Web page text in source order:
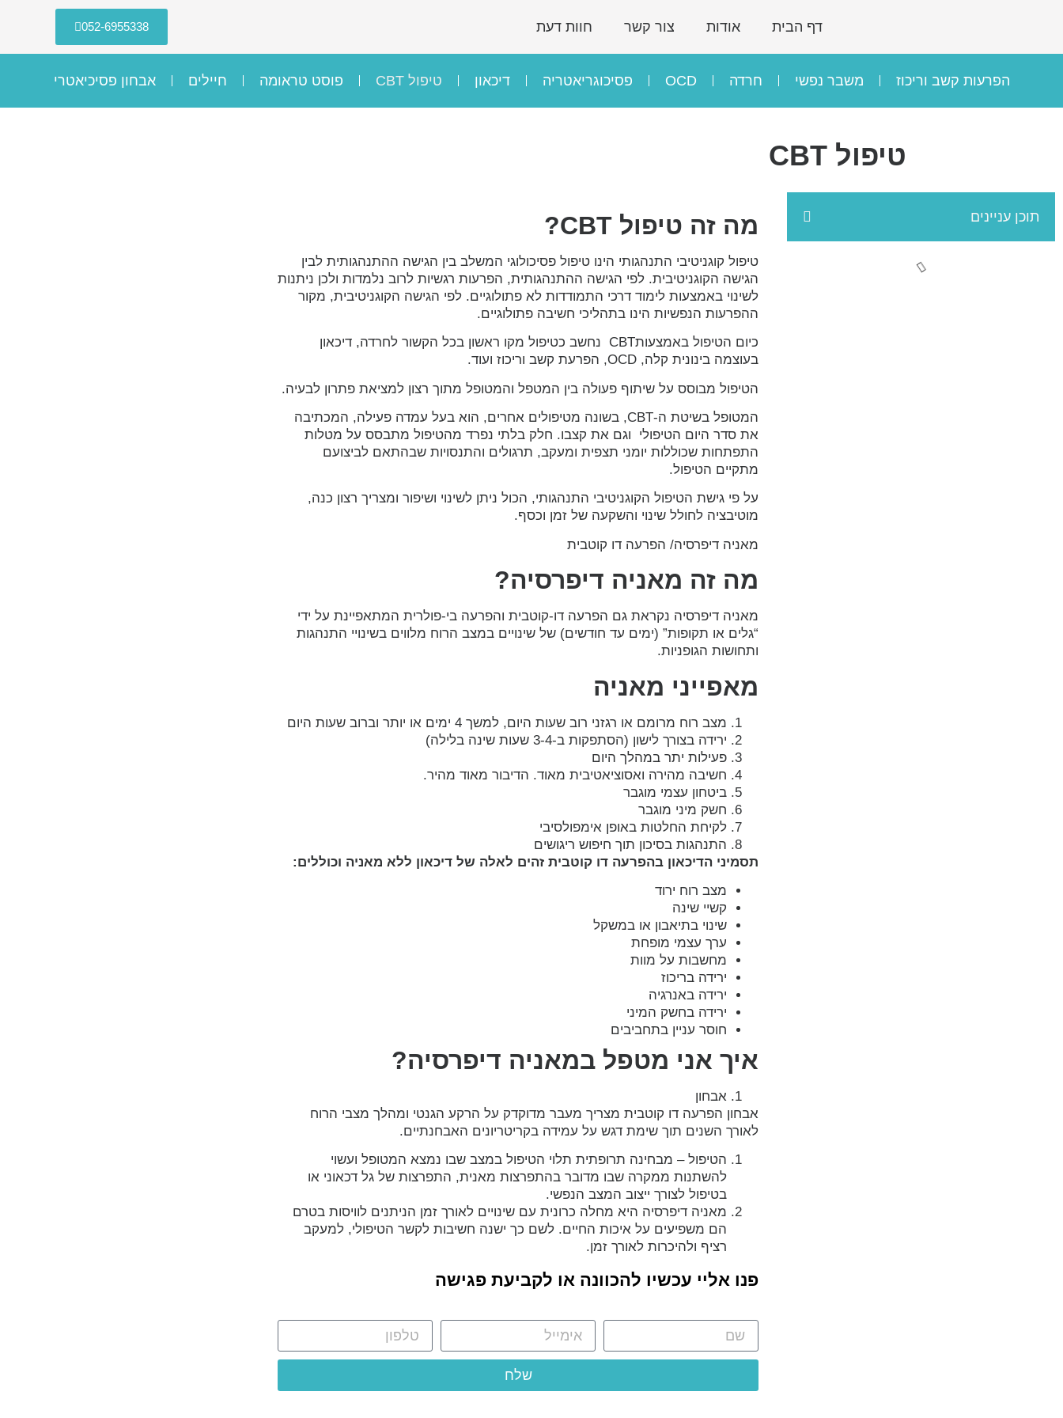
דף הבית אודות צור קשר חוות דעת 052-6955338
הפרעות קשב וריכוז משבר נפשי חרדה OCD פסיכוגריאטריה דיכאון טיפול CBT פוסט טראומה חיילים אבחון פסיכיאטרי
טיפול CBT
תוכן עניינים מה זה טיפול CBT?
טיפול קוגניטיבי התנהגותי הינו טיפול פסיכולוגי המשלב בין הגישה ההתנהגותית לבין
הגישה הקוגניטיבית. לפי הגישה ההתנהגותית, הפרעות רגשיות לרוב נלמדות ולכן ניתנות
לשינוי באמצעות לימוד דרכי התמודדות לא פתולוגיים. לפי הגישה הקוגניטיבית, מקור
ההפרעות הנפשיות הינו בתהליכי חשיבה פתולוגיים.
כיום הטיפול באמצעותCBT נחשב כטיפול מקו ראשון בכל הקשור לחרדה, דיכאון
בעוצמה בינונית קלה, OCD, הפרעת קשב וריכוז ועוד.
הטיפול מבוסס על שיתוף פעולה בין המטפל והמטופל מתוך רצון למציאת פתרון לבעיה.
המטופל בשיטת ה-CBT, בשונה מטיפולים אחרים, הוא בעל עמדה פעילה, המכתיבה
את סדר היום הטיפולי וגם את קצבו. חלק בלתי נפרד מהטיפול מתבסס על מטלות
התפתחות שכוללות יומני תצפית ומעקב, תרגולים והתנסויות שבהתאם לביצועם
מתקיים הטיפול.
על פי גישת הטיפול הקוגניטיבי התנהגותי, הכול ניתן לשינוי ושיפור ומצריך רצון כנה,
מוטיבציה לחולל שינוי והשקעה של זמן וכסף.
מאניה דיפרסיה/ הפרעה דו קוטבית
מה זה מאניה דיפרסיה?
מאניה דיפרסיה נקראת גם הפרעה דו-קוטבית והפרעה בי-פולרית המתאפיינת על ידי
“גלים או תקופות” (ימים עד חודשים) של שינויים במצב הרוח מלווים בשינויי התנהגות
ותחושות הגופניות.
מאפייני מאניה
מצב רוח מרומם או רגזני רוב שעות היום, למשך 4 ימים או יותר וברוב שעות היום
ירידה בצורך לישון (הסתפקות ב-3-4 שעות שינה בלילה)
פעילות יתר במהלך היום
חשיבה מהירה ואסוציאטיבית מאוד. הדיבור מאוד מהיר.
ביטחון עצמי מוגבר
חשק מיני מוגבר
לקיחת החלטות באופן אימפולסיבי
התנהגות בסיכון תוך חיפוש ריגושים
תסמיני הדיכאון בהפרעה דו קוטבית זהים לאלה של דיכאון ללא מאניה וכוללים:
מצב רוח ירוד
קשיי שינה
שינוי בתיאבון או במשקל
ערך עצמי מופחת
מחשבות על מוות
ירידה בריכוז
ירידה באנרגיה
ירידה בחשק המיני
חוסר עניין בתחביבים
איך אני מטפל במאניה דיפרסיה?
אבחון
אבחון הפרעה דו קוטבית מצריך מעבר מדוקדק על הרקע הגנטי ומהלך מצבי הרוח
לאורך השנים תוך שימת דגש על עמידה בקריטריונים האבחנתיים.
הטיפול – מבחינה תרופתית תלוי הטיפול במצב שבו נמצא המטופל ועשוי
להשתנות ממקרה שבו מדובר בהתפרצות מאנית, התפרצות של גל דכאוני או
בטיפול לצורך ייצוב המצב הנפשי.
מאניה דיפרסיה היא מחלה כרונית עם שינויים לאורך זמן הניתנים לוויסות בטרם
הם משפיעים על איכות החיים. לשם כך ישנה חשיבות לקשר הטיפולי, למעקב
רציף ולהיכרות לאורך זמן.
פנו אליי עכשיו להכוונה או לקביעת פגישה
שלח